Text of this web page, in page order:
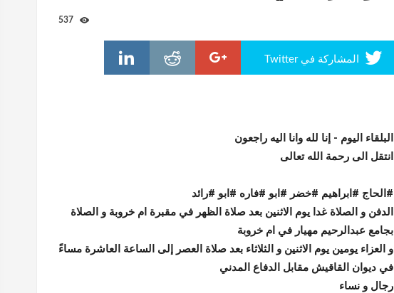
المشاركة في Twitter
البلقاء اليوم - إنا لله وانا اليه راجعون
انتقل الى رحمة الله تعالى
#الحاج #ابراهيم #خضر #ابو #فاره #ابو #رائد
الدفن و الصلاة غدا يوم الاثنين بعد صلاة الظهر في مقبرة ام خروبة و الصلاة
بجامع عبدالرحيم مهيار في ام خروبة
و العزاء يومين يوم الاثنين و الثلاثاء بعد صلاة العصر إلى الساعة العاشرة مساءً
في ديوان القاقيش مقابل الدفاع المدني
رجال و نساء